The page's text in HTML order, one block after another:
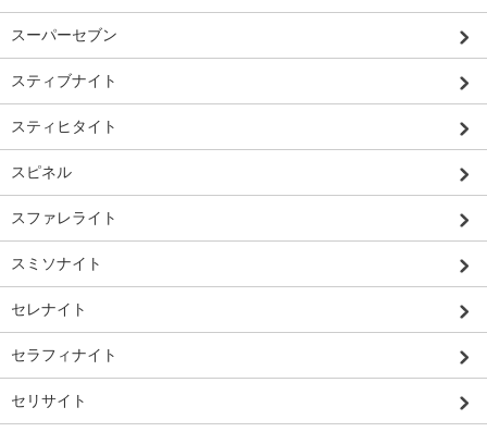
スーパーセブン
スティブナイト
スティヒタイト
スピネル
スファレライト
スミソナイト
セレナイト
セラフィナイト
セリサイト